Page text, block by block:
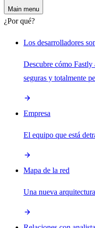
Main menu
¿Por qué?
Los desarrolladores
Descubre cómo Fastly
seguras y totalmente
Empresa
El equipo que está
Mapa de la red
Una nueva